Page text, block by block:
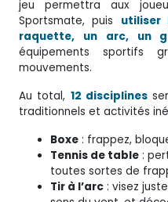
jeu permettra aux
Sportsmate, puis utiliser
raquette, un arc, un
équipements sportifs
mouvements.
Au total, 12 disciplines
traditionnels et activités
Boxe : frappez,
Tennis de table :
toutes sortes de
Tir à l’arc : visez